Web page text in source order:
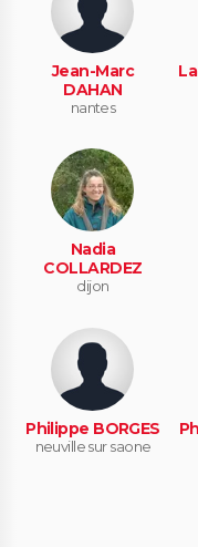
Jean-Marc
DAHAN
nantes
Nadia
COLLARDEZ
dijon
Philippe BORGES
neuville sur saone